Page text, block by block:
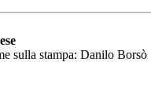
sulla stampa: Danilo Borsò